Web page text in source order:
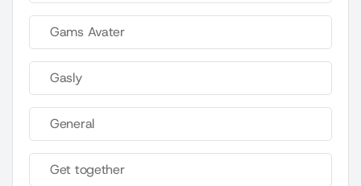
Gams Avater
Gasly
General
Get together